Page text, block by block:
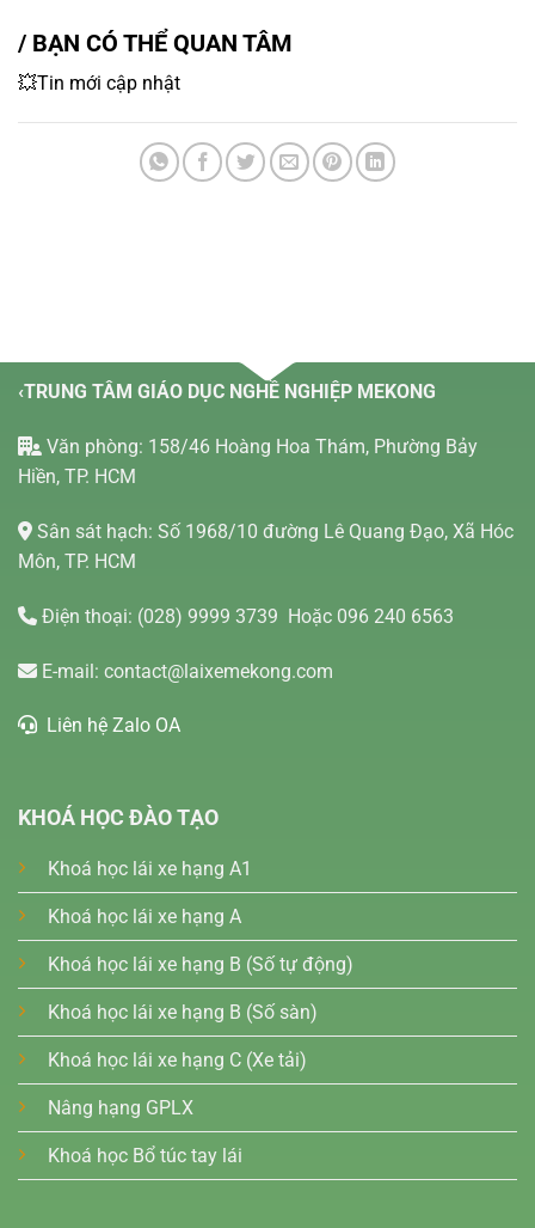
/ BẠN CÓ THỂ QUAN TÂM
💥Tin mới cập nhật
‹TRUNG TÂM GIÁO DỤC NGHỀ NGHIỆP MEKONG
Văn phòng: 158/46 Hoàng Hoa Thám, Phường Bảy
Hiền, TP. HCM
Sân sát hạch: Số 1968/10 đường Lê Quang Đạo, Xã Hóc
Môn, TP. HCM
Điện thoại: (028) 9999 3739 Hoặc 096 240 6563
E-mail: contact@laixemekong.com
Liên hệ Zalo OA
KHOÁ HỌC ĐÀO TẠO
Khoá học lái xe hạng A1
Khoá học lái xe hạng A
Khoá học lái xe hạng B (Số tự động)
Khoá học lái xe hạng B (Số sàn)
Khoá học lái xe hạng C (Xe tải)
Nâng hạng GPLX
Khoá học Bổ túc tay lái